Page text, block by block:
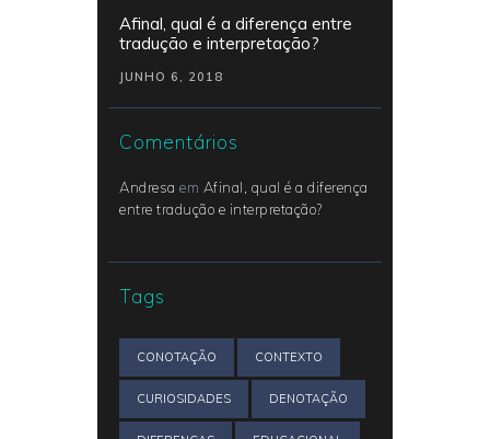
Afinal, qual é a diferença entre
tradução e interpretação?
JUNHO 6, 2018
Comentários
Andresa em Afinal, qual é a diferença
entre tradução e interpretação?
Tags
CONOTAÇÃO CONTEXTO
CURIOSIDADES DENOTAÇÃO